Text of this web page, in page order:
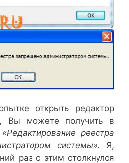
открыть редактор
Вы можете получить в
«Редактирование реестра
системы». Я,
раз с этим столкнулся